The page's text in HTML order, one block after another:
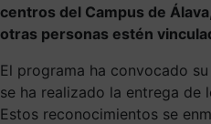
centros del Campus de
otras personas estén
El programa ha convocado su
se ha realizado la entrega de
Estos reconocimientos se